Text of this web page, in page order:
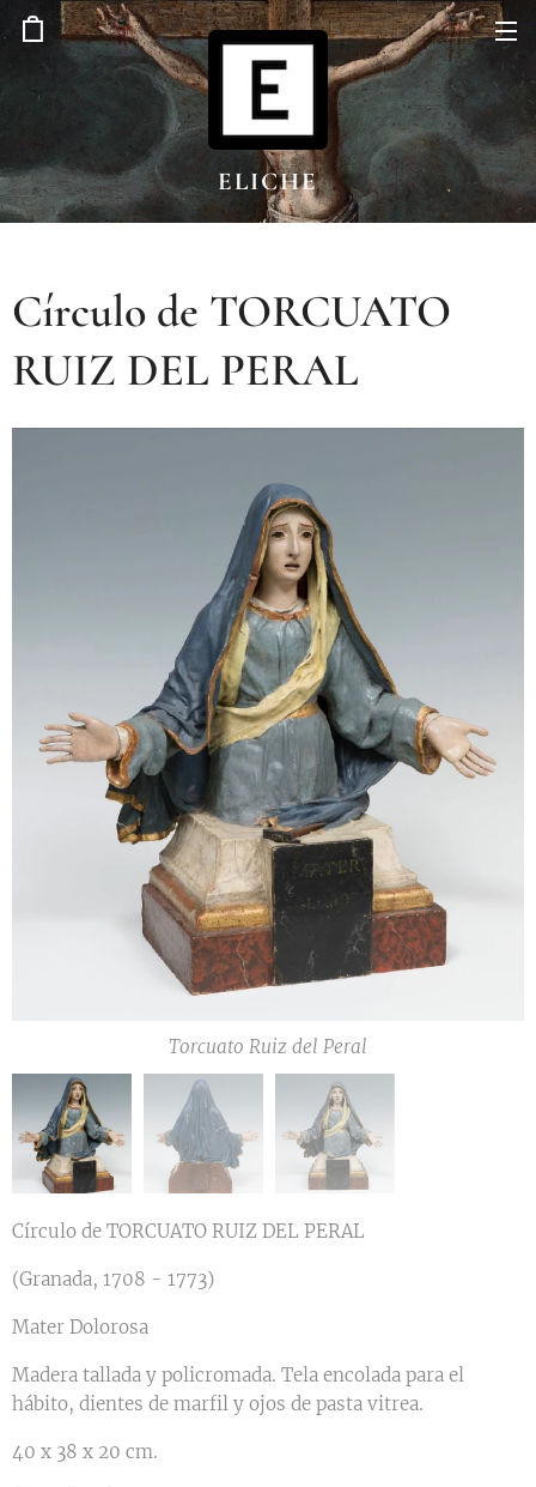
ELICHE
Círculo de TORCUATO
RUIZ DEL PERAL
Torcuato Ruiz del Peral
Madera tallada
Ojos de pasta vitria
Círculo de TORCUATO RUIZ DEL PERAL
(Granada, 1708 - 1773)
Mater Dolorosa
Madera tallada y policromada. Tela encolada para el
hábito, dientes de marfil y ojos de pasta vitrea.
40 x 38 x 20 cm.